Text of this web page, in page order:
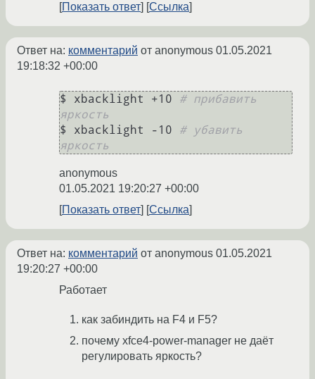
Показать ответ
Ссылка
Ответ на: комментарий от anonymous 01.05.2021
19:18:32 +00:00
$ xbacklight +10 # прибавить
яркость
$ xbacklight -10 # убавить
яркость
anonymous
01.05.2021 19:20:27 +00:00
Показать ответ
Ссылка
Ответ на: комментарий от anonymous 01.05.2021
19:20:27 +00:00
Работает
как забиндить на F4 и F5?
почему xfce4-power-manager не даёт
регулировать яркость?